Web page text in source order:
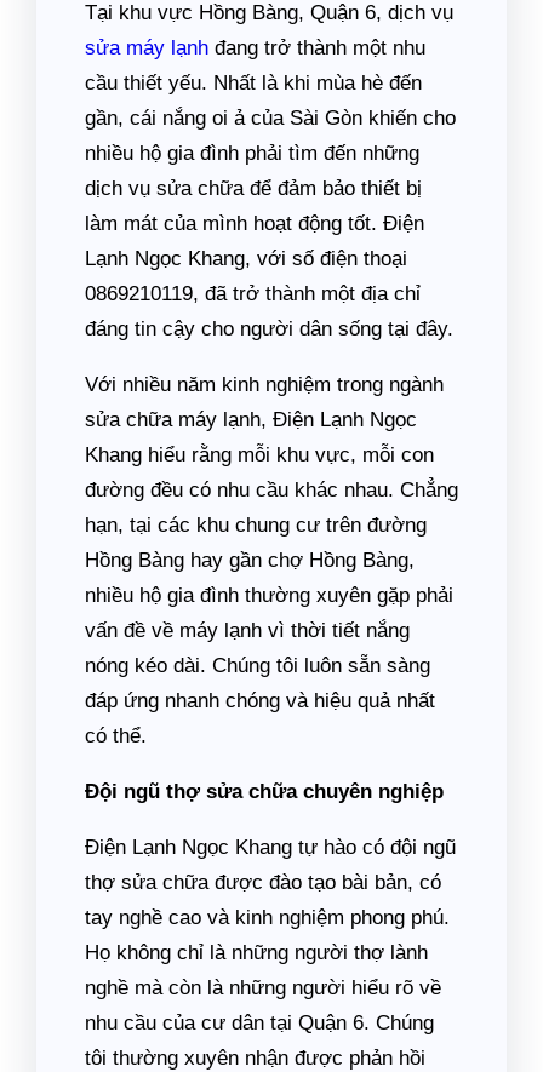
Tại khu vực Hồng Bàng, Quận 6, dịch vụ
sửa máy lạnh đang trở thành một nhu
cầu thiết yếu. Nhất là khi mùa hè đến
gần, cái nắng oi ả của Sài Gòn khiến cho
nhiều hộ gia đình phải tìm đến những
dịch vụ sửa chữa để đảm bảo thiết bị
làm mát của mình hoạt động tốt. Điện
Lạnh Ngọc Khang, với số điện thoại
0869210119, đã trở thành một địa chỉ
đáng tin cậy cho người dân sống tại đây.
Với nhiều năm kinh nghiệm trong ngành
sửa chữa máy lạnh, Điện Lạnh Ngọc
Khang hiểu rằng mỗi khu vực, mỗi con
đường đều có nhu cầu khác nhau. Chẳng
hạn, tại các khu chung cư trên đường
Hồng Bàng hay gần chợ Hồng Bàng,
nhiều hộ gia đình thường xuyên gặp phải
vấn đề về máy lạnh vì thời tiết nắng
nóng kéo dài. Chúng tôi luôn sẵn sàng
đáp ứng nhanh chóng và hiệu quả nhất
có thể.
Đội ngũ thợ sửa chữa chuyên nghiệp
Điện Lạnh Ngọc Khang tự hào có đội ngũ
thợ sửa chữa được đào tạo bài bản, có
tay nghề cao và kinh nghiệm phong phú.
Họ không chỉ là những người thợ lành
nghề mà còn là những người hiểu rõ về
nhu cầu của cư dân tại Quận 6. Chúng
tôi thường xuyên nhận được phản hồi